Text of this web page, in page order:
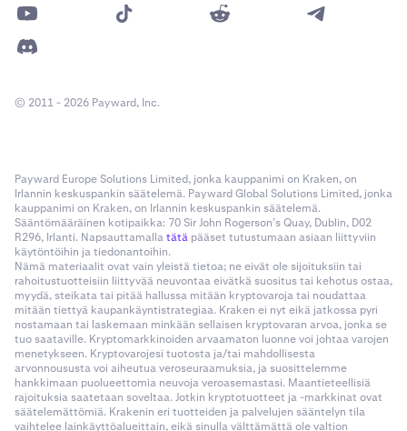
© 2011 - 2026 Payward, Inc.
Payward Europe Solutions Limited, jonka kauppanimi on Kraken, on
Irlannin keskuspankin säätelemä. Payward Global Solutions Limited, jonka
kauppanimi on Kraken, on Irlannin keskuspankin säätelemä.
Sääntömääräinen kotipaikka: 70 Sir John Rogerson’s Quay, Dublin, D02
R296, Irlanti. Napsauttamallatätä pääset tutustumaan asiaan liittyviin
käytöntöihin ja tiedonantoihin.
Nämä materiaalit ovat vain yleistä tietoa; ne eivät ole sijoituksiin tai
rahoitustuotteisiin liittyvää neuvontaa eivätkä suositus tai kehotus ostaa,
myydä, steikata tai pitää hallussa mitään kryptovaroja tai noudattaa
mitään tiettyä kaupankäyntistrategiaa. Kraken ei nyt eikä jatkossa pyri
nostamaan tai laskemaan minkään sellaisen kryptovaran arvoa, jonka se
tuo saataville. Kryptomarkkinoiden arvaamaton luonne voi johtaa varojen
menetykseen. Kryptovarojesi tuotosta ja/tai mahdollisesta
arvonnoususta voi aiheutua veroseuraamuksia, ja suosittelemme
hankkimaan puolueettomia neuvoja veroasemastasi. Maantieteellisiä
rajoituksia saatetaan soveltaa. Jotkin kryptotuotteet ja -markkinat ovat
säätelemättömiä. Krakenin eri tuotteiden ja palvelujen sääntelyn tila
vaihtelee lainkäyttöalueittain, eikä sinulla välttämättä ole valtion